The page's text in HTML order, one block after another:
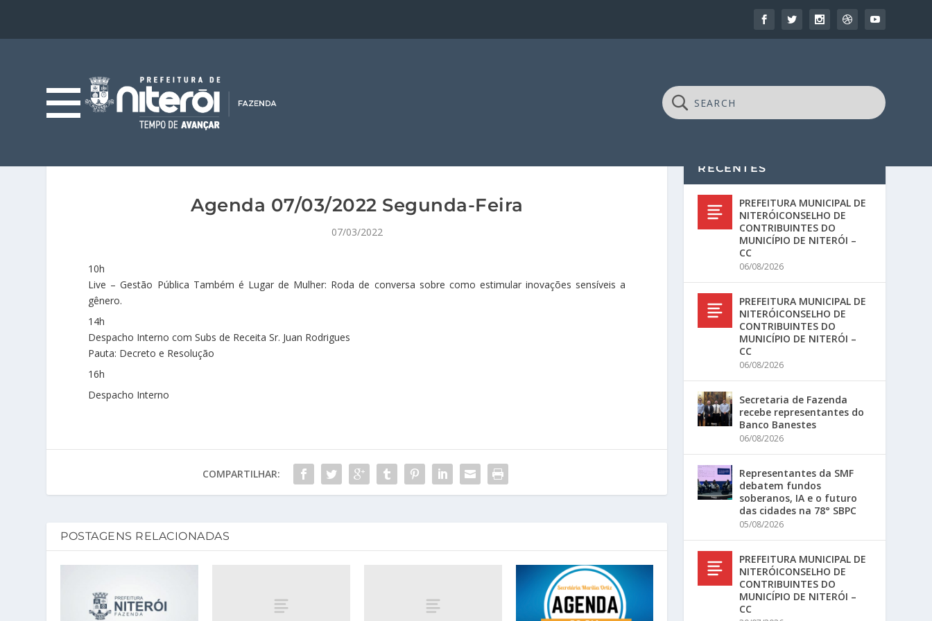
Agenda 07/03/2022 Segunda-Feira
07/03/2022
10h
Live – Gestão Pública Também é Lugar de Mulher: Roda de conversa sobre como estimular inovações sensíveis a
gênero.
14h
Despacho Interno com Subs de Receita Sr. Juan Rodrigues
Pauta: Decreto e Resolução
16h
Despacho Interno
COMPARTILHAR:
POSTAGENS RELACIONADAS
RECENTES
PREFEITURA MUNICIPAL DE
NITERÓICONSELHO DE
CONTRIBUINTES DO
MUNICÍPIO DE NITERÓI –
CC
06/08/2026
PREFEITURA MUNICIPAL DE
NITERÓICONSELHO DE
CONTRIBUINTES DO
MUNICÍPIO DE NITERÓI –
CC
06/08/2026
Secretaria de Fazenda
recebe representantes do
Banco Banestes
06/08/2026
Representantes da SMF
debatem fundos
soberanos, IA e o futuro
das cidades na 78° SBPC
05/08/2026
PREFEITURA MUNICIPAL DE
NITERÓICONSELHO DE
CONTRIBUINTES DO
MUNICÍPIO DE NITERÓI –
CC